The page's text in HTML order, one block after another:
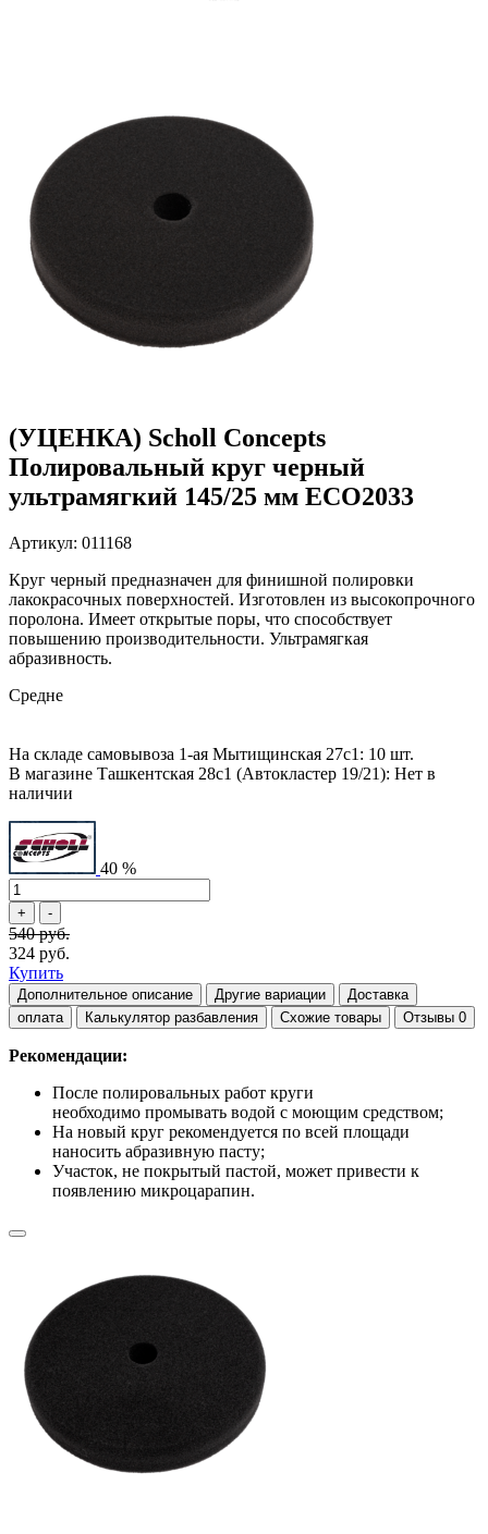
(УЦЕНКА) Scholl Concepts
Полировальный круг черный
ультрамягкий 145/25 мм ECO2033
Артикул: 011168
Круг черный предназначен для финишной полировки
лакокрасочных поверхностей. Изготовлен из высокопрочного
поролона. Имеет открытые поры, что способствует
повышению производительности. Ультрамягкая
абразивность.
Средне
На складе самовывоза 1-ая Мытищинская 27с1: 10 шт.
В магазине Ташкентская 28с1 (Автокластер 19/21): Нет в
наличии
40 %
540 руб.
324 руб.
Купить
Дополнительное описание Другие вариации
Доставка
оплата
Калькулятор разбавления Схожие товары Отзывы 0
Рекомендации:
После полировальных работ круги
необходимо промывать водой с моющим средством;
На новый круг рекомендуется по всей площади
наносить абразивную пасту;
Участок, не покрытый пастой, может привести к
появлению микроцарапин.